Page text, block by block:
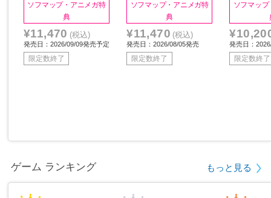
ソフマップ・アニメガ特
典
¥11,470 (税込)
発売日：2026/09/09発売予定
限定数終了
TRA～」in 横浜スタジア
ム 完全生産限定盤 BD
ソフマップ・アニメガ特
典
¥11,470 (税込)
発売日：2026/08/05発売
限定数終了
ソフマッ
発売日：
限定数終了
ゲーム ランキング もっと見る